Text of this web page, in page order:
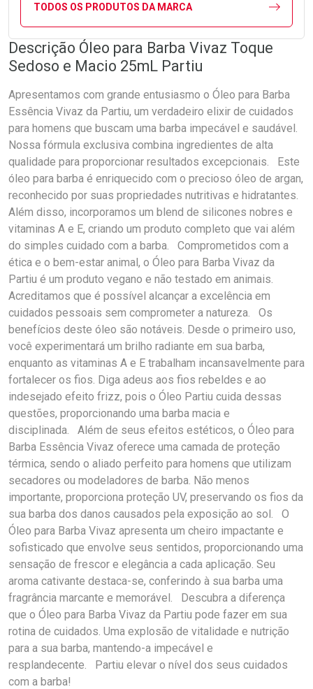
TODOS OS PRODUTOS DA MARCA
Descrição Óleo para Barba Vivaz Toque
Sedoso e Macio 25mL Partiu
Apresentamos com grande entusiasmo o Óleo para Barba
Essência Vivaz da Partiu, um verdadeiro elixir de cuidados
para homens que buscam uma barba impecável e saudável.
Nossa fórmula exclusiva combina ingredientes de alta
qualidade para proporcionar resultados excepcionais. Este
óleo para barba é enriquecido com o precioso óleo de argan,
reconhecido por suas propriedades nutritivas e hidratantes.
Além disso, incorporamos um blend de silicones nobres e
vitaminas A e E, criando um produto completo que vai além
do simples cuidado com a barba. Comprometidos com a
ética e o bem-estar animal, o Óleo para Barba Vivaz da
Partiu é um produto vegano e não testado em animais.
Acreditamos que é possível alcançar a excelência em
cuidados pessoais sem comprometer a natureza. Os
benefícios deste óleo são notáveis. Desde o primeiro uso,
você experimentará um brilho radiante em sua barba,
enquanto as vitaminas A e E trabalham incansavelmente para
fortalecer os fios. Diga adeus aos fios rebeldes e ao
indesejado efeito frizz, pois o Óleo Partiu cuida dessas
questões, proporcionando uma barba macia e
disciplinada. Além de seus efeitos estéticos, o Óleo para
Barba Essência Vivaz oferece uma camada de proteção
térmica, sendo o aliado perfeito para homens que utilizam
secadores ou modeladores de barba. Não menos
importante, proporciona proteção UV, preservando os fios da
sua barba dos danos causados pela exposição ao sol. O
Óleo para Barba Vivaz apresenta um cheiro impactante e
sofisticado que envolve seus sentidos, proporcionando uma
sensação de frescor e elegância a cada aplicação. Seu
aroma cativante destaca-se, conferindo à sua barba uma
fragrância marcante e memorável. Descubra a diferença
que o Óleo para Barba Vivaz da Partiu pode fazer em sua
rotina de cuidados. Uma explosão de vitalidade e nutrição
para a sua barba, mantendo-a impecável e
resplandecente. Partiu elevar o nível dos seus cuidados
com a barba!